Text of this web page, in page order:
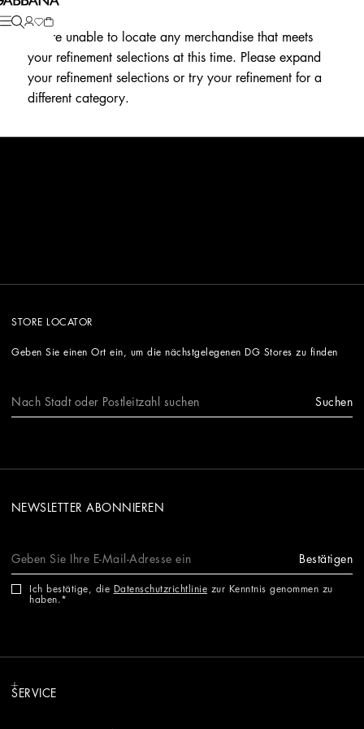
We're unable to locate any merchandise that meets
your refinement selections at this time. Please expand
your refinement selections or try your refinement for a
different category.
STORE LOCATOR
Geben Sie einen Ort ein, um die nächstgelegenen DG Stores zu finden
Suchen
NEWSLETTER ABONNIEREN
Bestätigen
Ich bestätige, die Datenschutzrichtlinie zur Kenntnis genommen zu
haben.
SERVICE